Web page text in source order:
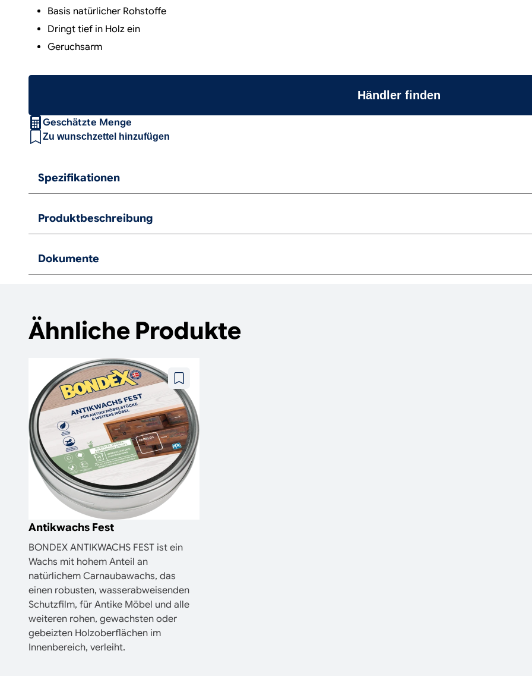
Basis natürlicher Rohstoffe
Dringt tief in Holz ein
Geruchsarm
Händler finden
Geschätzte Menge
Zu wunschzettel hinzufügen
Spezifikationen
Produktbeschreibung
Dokumente
Ähnliche Produkte
Zu
wunschzettel
hinzufügen
Antikwachs Fest
BONDEX ANTIKWACHS FEST ist ein
Wachs mit hohem Anteil an
natürlichem Carnaubawachs, das
einen robusten, wasserabweisenden
Schutzfilm, für Antike Möbel und alle
weiteren rohen, gewachsten oder
gebeizten Holzoberflächen im
Innenbereich, verleiht.